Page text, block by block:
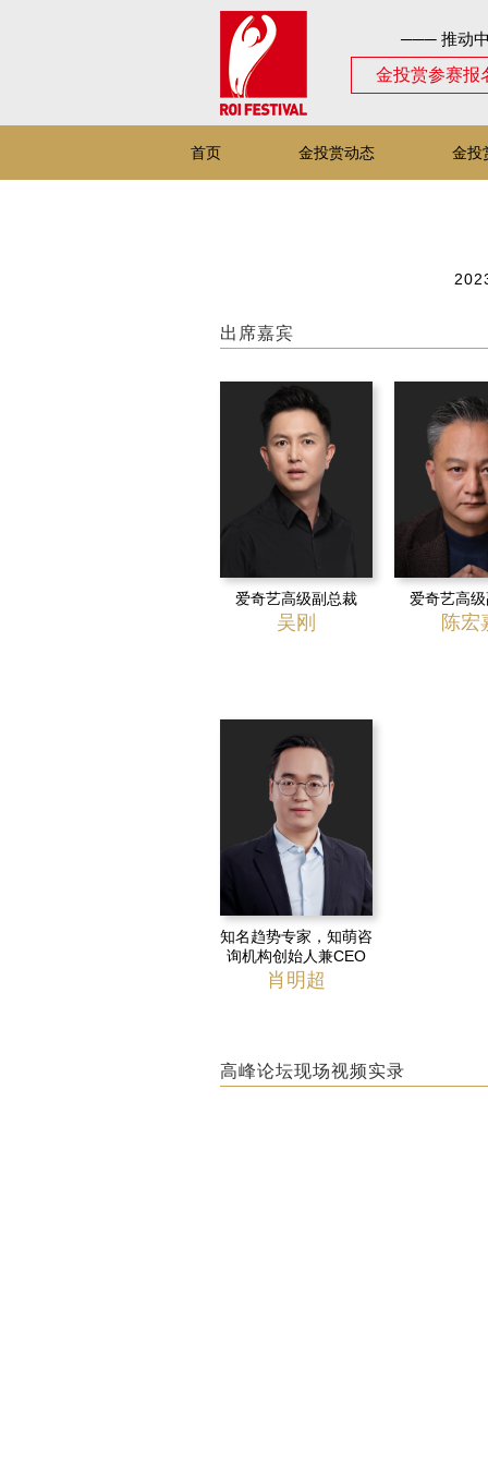
─── 推动
金投赏参赛报
首页 金投赏动态 金投
出席嘉宾
爱奇艺高级副总裁
吴刚
爱奇艺高
陈宏
知名趋势专家，知萌咨
询机构创始人兼CEO
肖明超
高峰论坛现场视频实录